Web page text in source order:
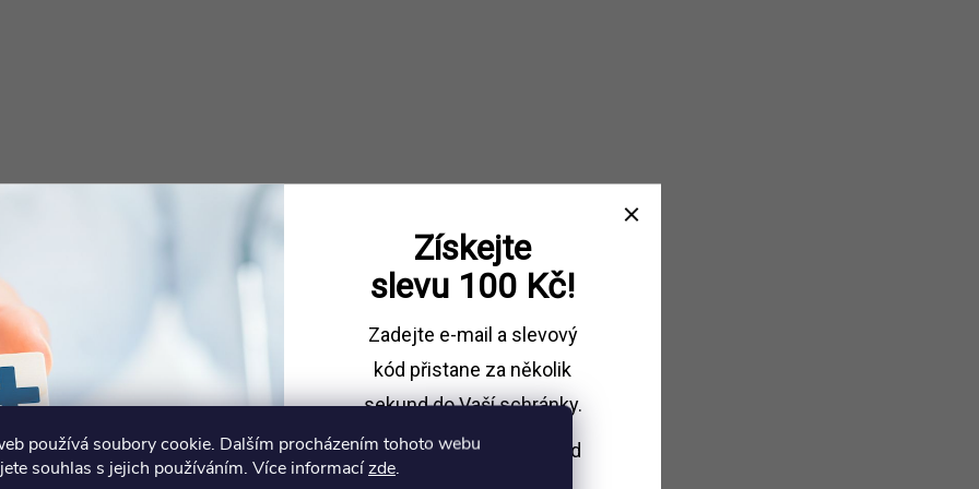
používá soubory cookie. Dalším procházením tohoto webu
souhlas s jejich používáním. Více informacízde.
Získejte
slevu 100 Kč!
Zadejte e-mail a slevový
kód přistane za několik
sekund do Vaší schránky.
Sleva platí při nákupu
nad